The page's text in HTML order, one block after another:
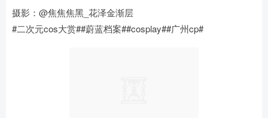
摄影：@焦焦焦黑_花泽金渐层
#二次元cos大赏##蔚蓝档案##cosplay##广州cp# ​​​